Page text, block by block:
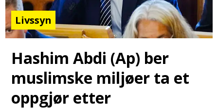
Livssyn
Hashim Abdi (Ap) ber
muslimske miljøer ta et
oppgjør etter